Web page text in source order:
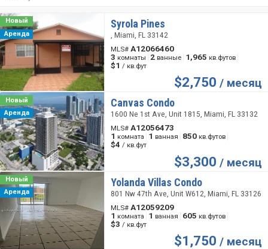
Новый
Аренда
Syrola Pines
, Miami, FL 33142
MLS#A12066460
3 комнаты 2 ванные 1,965 кв.футов
$1 / кв.фут
$2,750 / месяц
Новый
Аренда
Canvas Condo
1600 Ne 1st Ave, Unit 1815, Miami, FL 33132
MLS#A12056473
1 комната 1 ванная 850 кв.футов
$4 / кв.фут
$3,300 / месяц
Новый
Аренда
Yolanda Villas Condo
801 Nw 47th Ave, Unit W612, Miami, FL 33126
MLS#A12059209
1 комната 1 ванная 605 кв.футов
$3 / кв.фут
$1,750 / месяц